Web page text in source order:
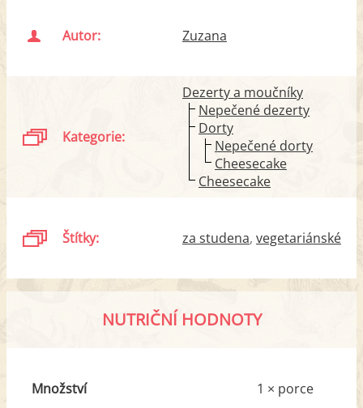
Autor: Zuzana
Kategorie:
Dezerty a moučníky
Nepečené dezerty
Dorty
Nepečené dorty
Cheesecake
Cheesecake
Štítky: za studena vegetariánské
NUTRIČNÍ HODNOTY
Množství 1 × porce